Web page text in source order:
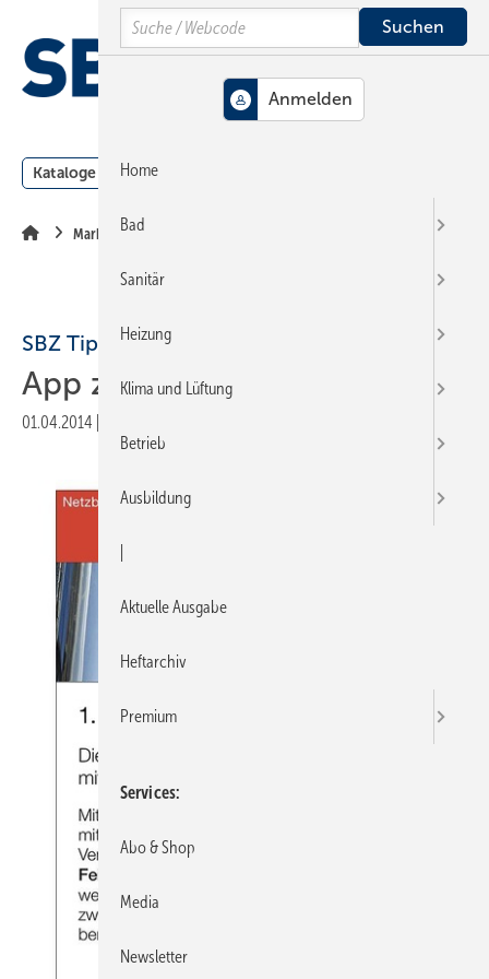
Hauptinhalt
Hauptmenü
SiteSearch
Kataloge Meldungen
Markt + Trends
SBZ Tipp
App zur 1. BImSchV
01.04.2014
Search
Home
Bad
Sanitär
Heizung
Klima und Lüftung
Betrieb
Ausbildung
Aktuelle Ausgabe
Heftarchiv
Premium
Services
Abo & Shop
Media
Newsletter